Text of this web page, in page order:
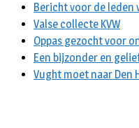
Bericht voor de leden
Valse collecte KVW
Oppas gezocht voor
Een bijzonder en
Vught moet naar Den